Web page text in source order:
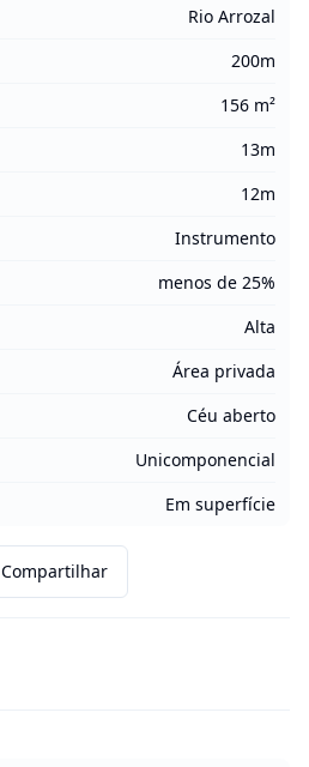
Rio Arrozal
200m
156 m²
13m
12m
Instrumento
menos de 25%
Alta
Área privada
Céu aberto
Unicomponencial
Em superfície
Compartilhar